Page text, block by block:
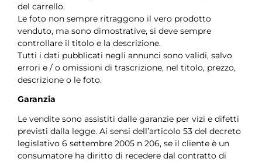
del carrello.
Le foto non sempre ritraggono il vero prodotto
venduto, ma sono dimostrative, si deve sempre
controllare il titolo e la descrizione.
Tutti i dati pubblicati negli annunci sono validi, salvo
errori e / o omissioni di trascrizione, nel titolo, prezzo,
descrizione o le foto.
Garanzia
Le vendite sono assistiti dalle garanzie per vizi e difetti
previsti dalla legge. Ai sensi dell’articolo 53 del decreto
legislativo 6 settembre 2005 n 206, se il cliente è un
consumatore ha diritto di recedere dal contratto di